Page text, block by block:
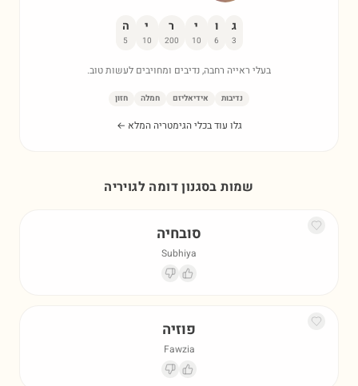
ג
3
ו
6
י
10
ר
200
י
10
ה
5
בעלי ראייה רחבה, נדיבים ומחויבים לעשות טוב.
נדיבות אידיאליזם חמלה חזון
גלו עוד בכלי הגימטריה המלא ←
שמות בסגנון דומה לגויריה
סובחיה
Subhiya
פוזיה
Fawzia